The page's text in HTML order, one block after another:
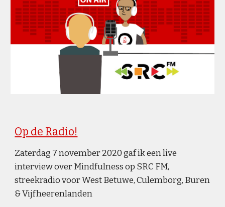
Op de Radio!
Zaterdag 7 november 2020 gaf ik een live
interview over Mindfulness op SRC FM,
streekradio voor West Betuwe, Culemborg, Buren
& Vijfheerenlanden